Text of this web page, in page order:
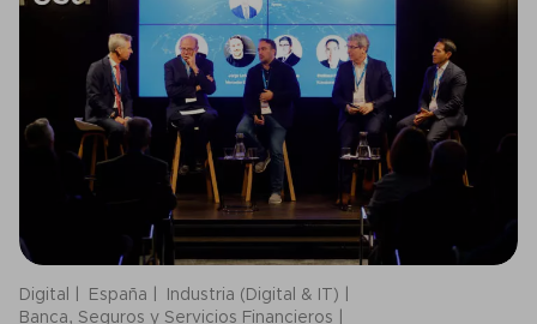
Digital España
Industria (Digital & IT)
Banca, Seguros y Servicios Financieros